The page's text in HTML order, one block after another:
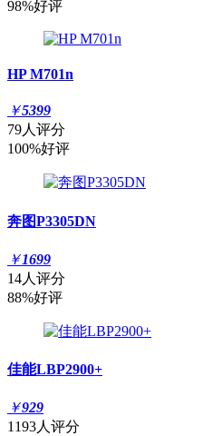
98%好评
HP M701n
￥5399
79人评分
100%好评
奔图P3305DN
￥1699
14人评分
88%好评
佳能LBP2900+
￥929
1193人评分